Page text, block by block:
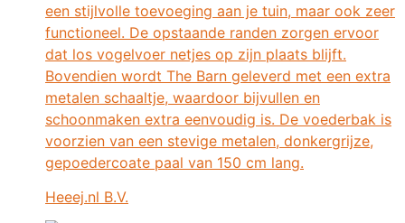
een stijlvolle toevoeging aan je tuin, maar ook zeer
functioneel. De opstaande randen zorgen ervoor
dat los vogelvoer netjes op zijn plaats blijft.
Bovendien wordt The Barn geleverd met een extra
metalen schaaltje, waardoor bijvullen en
schoonmaken extra eenvoudig is. De voederbak is
voorzien van een stevige metalen, donkergrijze,
gepoedercoate paal van 150 cm lang.
Heeej.nl B.V.